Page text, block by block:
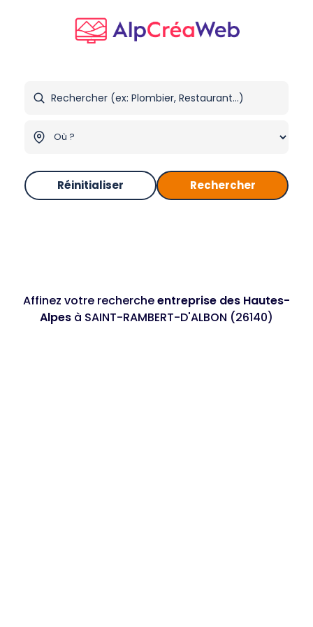
Réinitialiser Rechercher
Affinez votre rechercheentreprise des Hautes-
Alpes à SAINT-RAMBERT-D'ALBON (26140)